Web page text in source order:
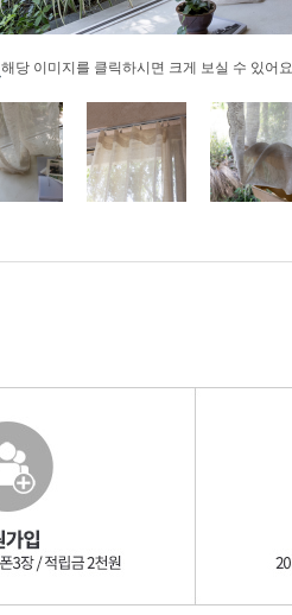
해당 이미지를 클릭하시면 크게 보실 수 있어요